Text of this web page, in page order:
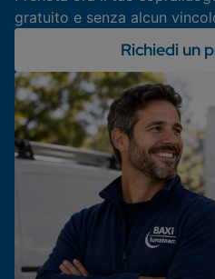
gratuito e senza alcun
Richiedi un